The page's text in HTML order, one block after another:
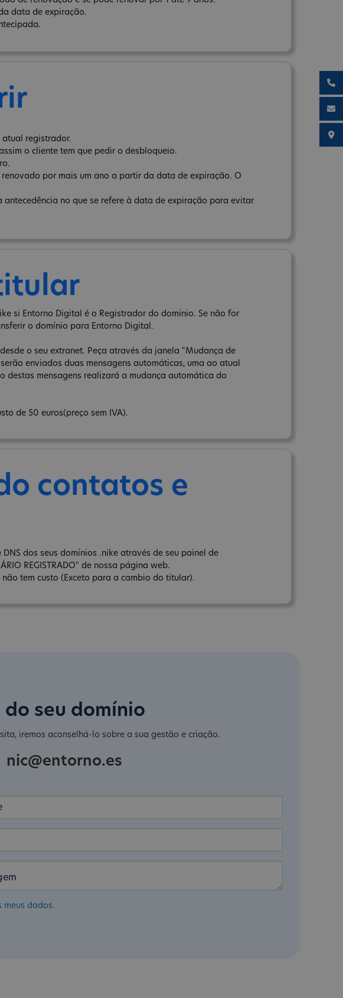
data de expiração.
atual registrador.
o cliente tem que pedir o desbloqueio.
por mais um ano a partir da data de expiração. O
antecedência no que se refere à data de expiração para evitar
si Entorno Digital é o Registrador do domínio. Se não for
o domínio para Entorno Digital.
o seu extranet. Peça através da janela "Mudança de
enviados duas mensagens automáticas, uma ao atual
destas mensagens realizará a mudança automática do
de 50 euros(preço sem IVA).
contatos e
dos seus domínios .nike através de seu painel de
REGISTRADO" de nossa página web.
tem custo (Exceto para a cambio do titular).
seu domínio
iremos aconselhá-lo sobre a sua gestão e criação.
nic@entorno.es
meus dados.